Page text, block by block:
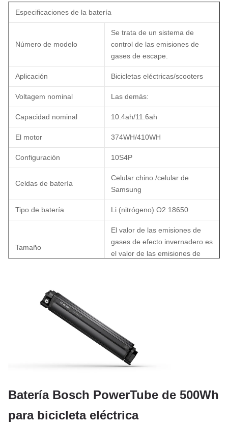
Especificaciones de la batería
Número de modelo
Se trata de un sistema de
control de las emisiones de
gases de escape.
Aplicación Bicicletas eléctricas/scooters
Voltagem nominal Las demás:
Capacidad nominal 10.4ah/11.6ah
El motor 374WH/410WH
Configuración 10S4P
Celdas de batería
Celular chino /celular de
Samsung
Tipo de batería Li (nitrógeno) O2 18650
Tamaño
El valor de las emisiones de
gases de efecto invernadero es
el valor de las emisiones de
descarga
Voltado de carga
0 ~ 45 °C
Disponibilidad de
operación
Vida del ciclo > 800 ciclos
Batería Bosch PowerTube de 500Wh
para bicicleta eléctrica